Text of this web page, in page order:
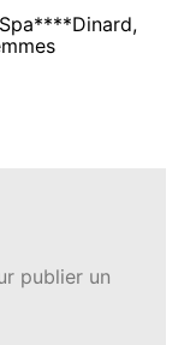
publier un